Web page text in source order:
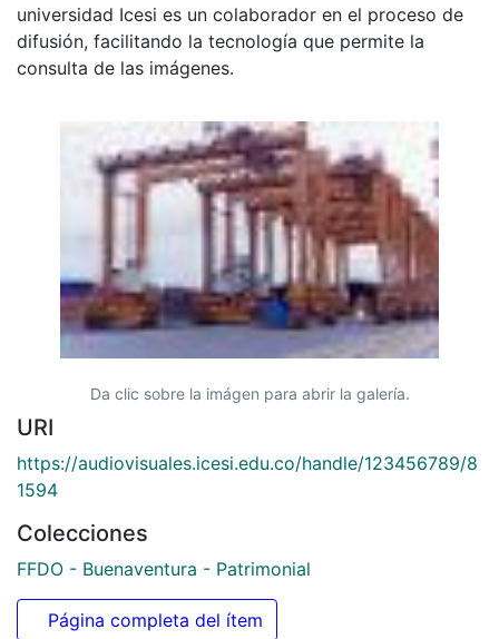
universidad Icesi es un colaborador en el proceso de
difusión, facilitando la tecnología que permite la
consulta de las imágenes.
Da clic sobre la imágen para abrir la galería.
URI
https://audiovisuales.icesi.edu.co/handle/123456789/8
1594
Colecciones
FFDO - Buenaventura - Patrimonial
Página completa del ítem